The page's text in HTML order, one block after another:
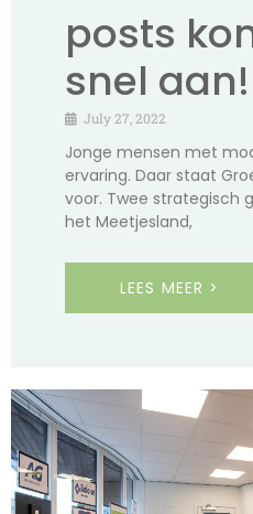
posts
snel aan!
July 27, 2022
Jonge mensen met
ervaring. Daar staat
voor. Twee strategisch
het Meetjesland,
LEES MEER >